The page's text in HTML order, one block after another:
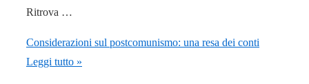
Ritrova …
Considerazioni sul postcomunismo: una resa dei conti
Leggi tutto »